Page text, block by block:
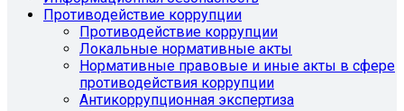
Противодействие коррупции
Противодействие коррупции
Локальные нормативные акты
Нормативные правовые и иные акты в сфере
противодействия коррупции
Антикоррупционная экспертиза